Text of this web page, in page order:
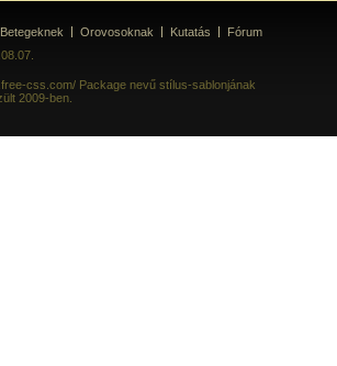
Betegeknek Orovosoknak Kutatás
Fórum
css.com/ Package nevű stílus-sablonjának
2009-ben.